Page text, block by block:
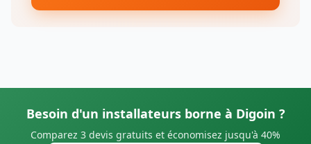
Besoin d'un installateurs borne à Digoin ?
Comparez 3 devis gratuits et économisez jusqu'à 40%